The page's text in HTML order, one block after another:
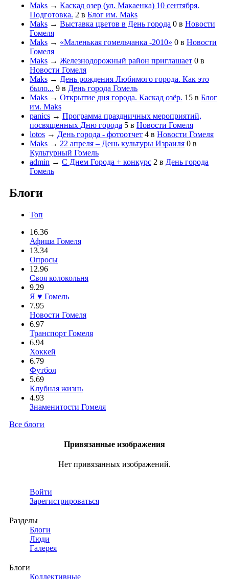
Maks → Каскад озер (ул. Макаенка) 10 сентября.
Подготовка. 2 в Блог им. Maks
Maks → Выставка цветов в День города 0 в Новости
Гомеля
Maks → «Маленькая гомельчанка -2010» 0 в Новости
Гомеля
Maks → Железнодорожный район приглашает 0 в
Новости Гомеля
Maks → День рождения Любимого города. Как это
было... 9 в День города Гомель
Maks → Открытие дня города. Каскад озёр. 15 в Блог
им. Maks
panics → Программа праздничных мероприятий,
посвященных Дню города 5 в Новости Гомеля
lotos → День города - фотоотчет 4 в Новости Гомеля
Maks → 22 апреля – День культуры Израиля 0 в
Культурный Гомель
admin → С Днем Города + конкурс 2 в День города
Гомель
Блоги
Топ
16.36
Афиша Гомеля
13.34
Опросы
12.96
Своя колокольня
9.29
Я ♥ Гомель
7.95
Новости Гомеля
6.97
Транспорт Гомеля
6.94
Хоккей
6.79
Футбол
5.69
Клубная жизнь
4.93
Знаменитости Гомеля
Все блоги
Привязанные изображения
Нет привязанных изображений.
Войти
Зарегистрироваться
Разделы
Блоги
Люди
Галерея
Блоги
Коллективные